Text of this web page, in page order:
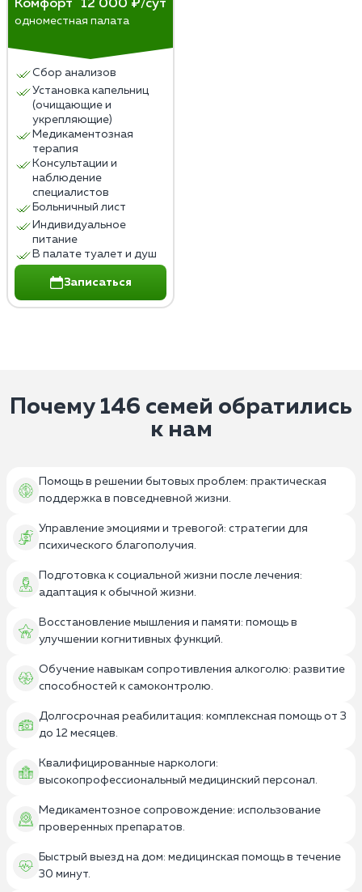
Комфорт 12 000 ₽/сут
одноместная палата
Сбор анализов
Установка капельниц
(очищающие и
укрепляющие)
Медикаментозная
терапия
Консультации и
наблюдение
специалистов
Больничный лист
Индивидуальное
питание
В палате туалет и душ
Записаться
Почему 146 семей обратились
к нам
Помощь в решении бытовых проблем: практическая
поддержка в повседневной жизни.
Управление эмоциями и тревогой: стратегии для
психического благополучия.
Подготовка к социальной жизни после лечения:
адаптация к обычной жизни.
Восстановление мышления и памяти: помощь в
улучшении когнитивных функций.
Обучение навыкам сопротивления алкоголю: развитие
способностей к самоконтролю.
Долгосрочная реабилитация: комплексная помощь от 3
до 12 месяцев.
Квалифицированные наркологи:
высокопрофессиональный медицинский персонал.
Медикаментозное сопровождение: использование
проверенных препаратов.
Быстрый выезд на дом: медицинская помощь в течение
30 минут.